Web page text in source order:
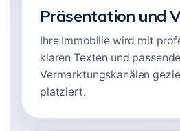
Präsentation und
Ihre Immobilie wird mit
klaren Texten und
Vermarktungskanälen
platziert.